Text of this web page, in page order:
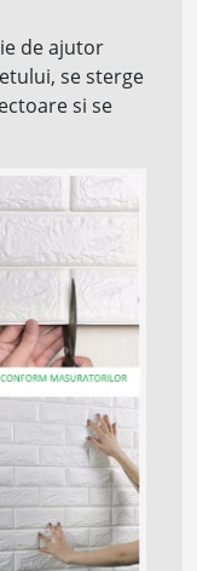
de ajutor
se sterge
si se